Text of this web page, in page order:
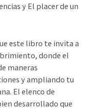
y El placer de un
este libro te invita a
donde el
maneras
y ampliando tu
El elenco de
desarrollado que